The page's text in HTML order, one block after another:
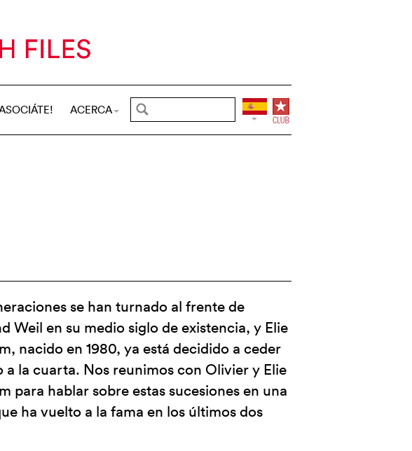
ACERCA
se han turnado al frente de
Weil en su medio siglo de existencia, y Elie
nacido en 1980, ya está decidido a ceder
a la cuarta. Nos reunimos con Olivier y Elie
para hablar sobre estas sucesiones en una
ha vuelto a la fama en los últimos dos